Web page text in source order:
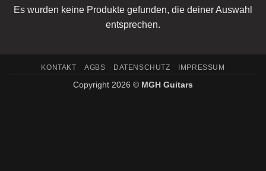
Es wurden keine Produkte gefunden, die deiner Auswahl
entsprechen.
KONTAKT AGBS DATENSCHUTZ IMPRESSUM
Copyright 2026 © MGH Guitars